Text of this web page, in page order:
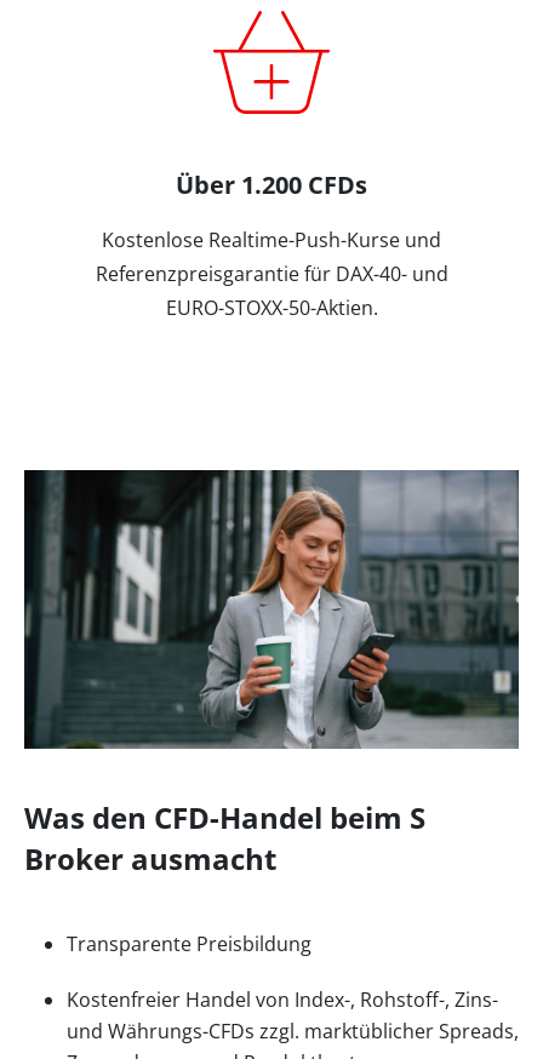
Über 1.200 CFDs
Kostenlose Realtime-Push-Kurse und
Referenzpreisgarantie für DAX-40- und
EURO-STOXX-50-Aktien.
Was den CFD-Handel beim S
Broker ausmacht
Transparente Preisbildung
Kostenfreier Handel von Index-, Rohstoff-, Zins-
und Währungs-CFDs zzgl. marktüblicher Spreads,